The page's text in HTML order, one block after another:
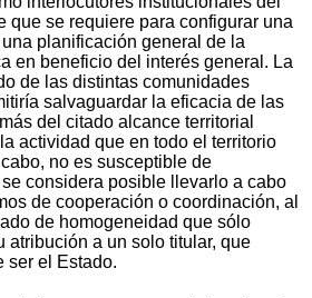
que se requiere para configurar una
planificación general de la
en beneficio del interés general. La
de las distintas comunidades
salvaguardar la eficacia de las
del citado alcance territorial
actividad que en todo el territorio
no es susceptible de
considera posible llevarlo a cabo
de cooperación o coordinación, al
de homogeneidad que sólo
atribución a un solo titular, que
ser el Estado.